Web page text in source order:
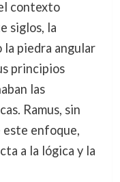
contexto
siglos, la
piedra angular
principios
las
Ramus, sin
enfoque,
a la lógica y la